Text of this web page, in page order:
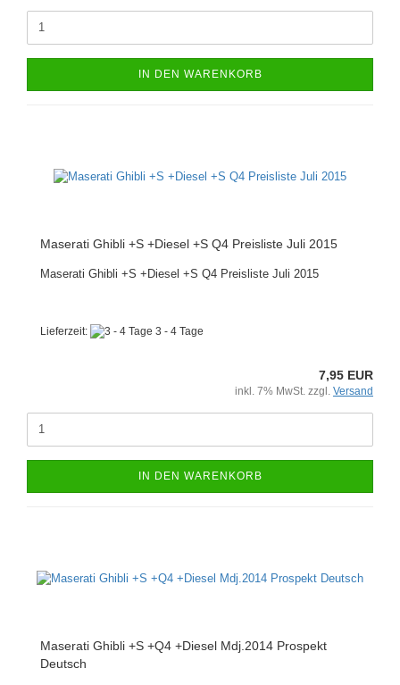
IN DEN WARENKORB
Maserati Ghibli +S +Diesel +S Q4 Preisliste Juli 2015
Maserati Ghibli +S +Diesel +S Q4 Preisliste Juli 2015
Lieferzeit: 3 - 4 Tage
7,95 EUR
inkl. 7% MwSt. zzgl. Versand
IN DEN WARENKORB
Maserati Ghibli +S +Q4 +Diesel Mdj.2014 Prospekt
Deutsch